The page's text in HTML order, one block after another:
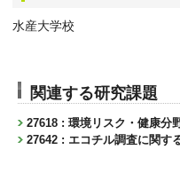
水産大学校
関連する研究課題
27618 : 環境リスク・健康分
27642 : エコチル調査に関す